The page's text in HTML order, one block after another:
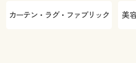
カーテン・ラグ・ファブリック 美